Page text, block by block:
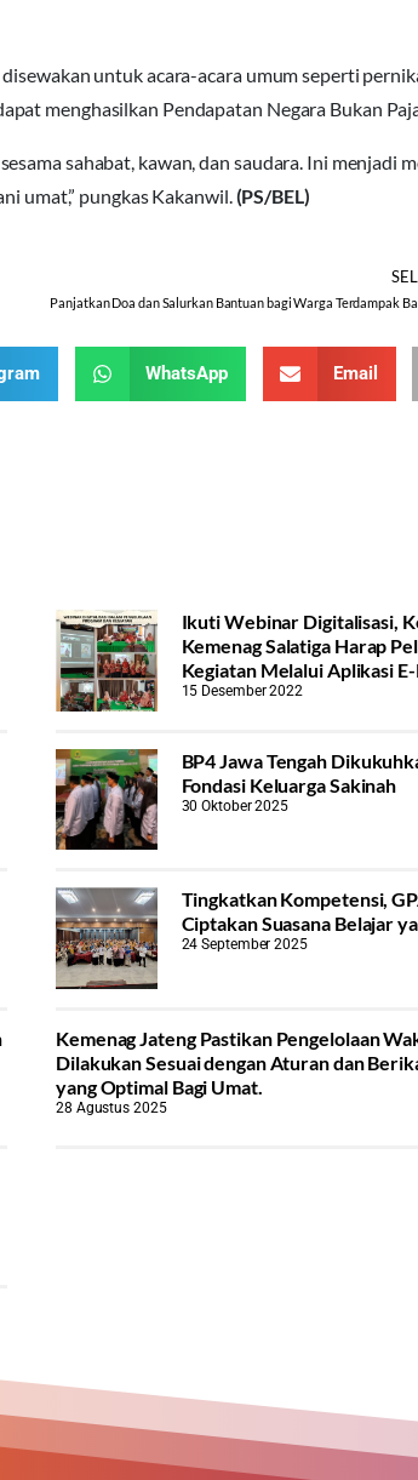
untuk acara-acara umum seperti
menghasilkan Pendapatan Negara Bukan
sahabat, kawan, dan saudara. Ini menjadi
umat,” pungkas Kakanwil.(PS/BEL)
WhatsApp Email
Ikuti Webinar Digitalisasi,
Kemenag Salatiga Harap
Kegiatan Melalui Aplikasi
15 Desember 2022
BP4 Jawa Tengah
Fondasi Keluarga Sakinah
30 Oktober 2025
Tingkatkan Kompetensi,
Ciptakan Suasana Belajar
24 September 2025
Kemenag Jateng Pastikan Pengelolaan
Dilakukan Sesuai dengan Aturan dan
yang Optimal Bagi Umat.
28 Agustus 2025